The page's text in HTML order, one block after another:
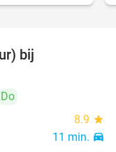
bij
Do
8.9 star
11 min. directions_car